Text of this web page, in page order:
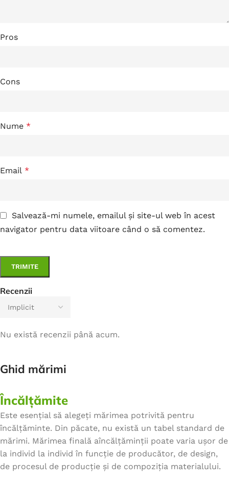
Recenzii
Nu există recenzii până acum.
Pros
Cons
Nume *
Email *
Salvează-mi numele, emailul și site-ul web în acest
navigator pentru data viitoare când o să comentez.
Ghid mărimi
Încălțămite
Este esențial să alegeți mărimea potrivită pentru
încălțăminte. Din păcate, nu există un tabel standard de
mărimi. Mărimea finală aîncălțăminții poate varia ușor de
la individ la individ în funcție de producător, de design,
de procesul de producție și de compoziția materialului.